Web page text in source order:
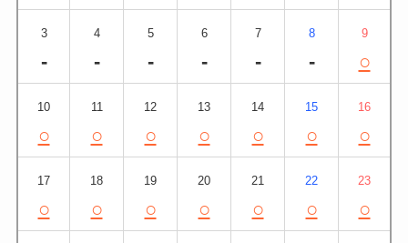
3
-
4
-
5
-
6
-
7
-
8
-
9
○
10
○
11
○
12
○
13
○
14
○
15
○
16
○
17
○
18
○
19
○
20
○
21
○
22
○
23
○